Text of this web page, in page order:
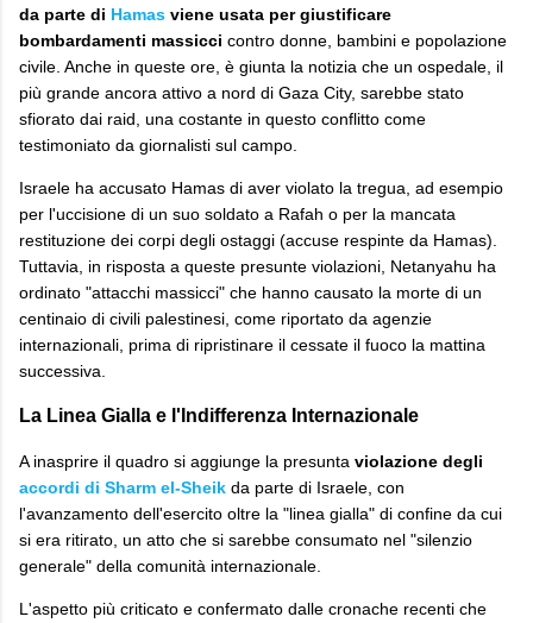
da parte di Hamas viene usata per giustificare
bombardamenti massicci contro donne, bambini e popolazione
civile. Anche in queste ore, è giunta la notizia che un ospedale, il
più grande ancora attivo a nord di Gaza City, sarebbe stato
sfiorato dai raid, una costante in questo conflitto come
testimoniato da giornalisti sul campo.
​Israele ha accusato Hamas di aver violato la tregua, ad esempio
per l'uccisione di un suo soldato a Rafah o per la mancata
restituzione dei corpi degli ostaggi (accuse respinte da Hamas).
Tuttavia, in risposta a queste presunte violazioni, Netanyahu ha
ordinato "attacchi massicci" che hanno causato la morte di un
centinaio di civili palestinesi, come riportato da agenzie
internazionali, prima di ripristinare il cessate il fuoco la mattina
successiva.
La Linea Gialla e l'Indifferenza Internazionale
​A inasprire il quadro si aggiunge la presunta violazione degli
accordi di Sharm el-Sheik da parte di Israele, con
l'avanzamento dell'esercito oltre la "linea gialla" di confine da cui
si era ritirato, un atto che si sarebbe consumato nel "silenzio
generale" della comunità internazionale.
​L'aspetto più criticato e confermato dalle cronache recenti che